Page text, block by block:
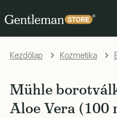
Kezdőlap Kozmetika
Mühle
Aloe Vera (100